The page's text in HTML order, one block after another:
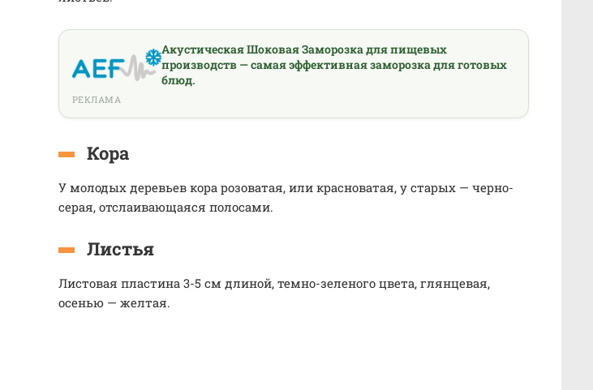
Акустическая Шоковая Заморозка для пищевых
производств — самая эффективная заморозка для готовых
блюд.
РЕКЛАМА
Кора
У молодых деревьев кора розоватая, или красноватая, у старых — черно-
серая, отслаивающаяся полосами.
Листья
Листовая пластина 3-5 см длиной, темно-зеленого цвета, глянцевая,
осенью — желтая.